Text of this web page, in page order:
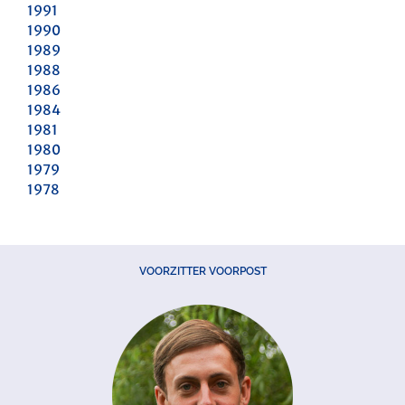
1991
1990
1989
1988
1986
1984
1981
1980
1979
1978
VOORZITTER VOORPOST